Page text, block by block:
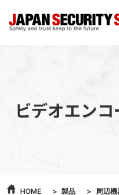
ビデオエンコ
HOME 製品 周辺機